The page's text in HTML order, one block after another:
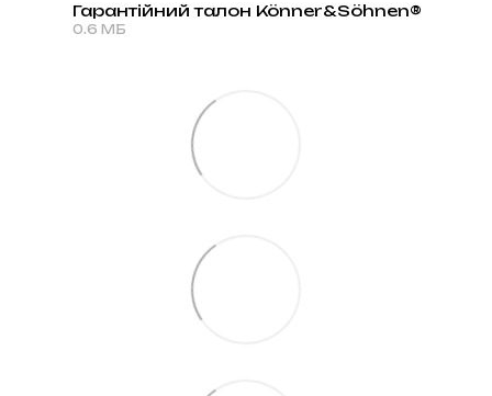
Гарантійний талон Könner&Söhnen®
0.6 МБ